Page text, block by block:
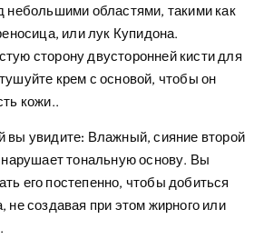
небольшими областями, такими как
или лук Купидона.
сторону двусторонней кисти для
крем с основой, чтобы он
кожи..
вы увидите: Влажный, сияние второй
нарушает тональную основу. Вы
его постепенно, чтобы добиться
не создавая при этом жирного или